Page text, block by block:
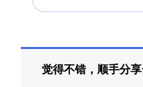
觉得不错，顺手分